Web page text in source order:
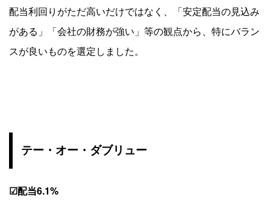
配当利回りがただ高いだけではなく、「安定配当の見込み
がある」「会社の財務が強い」等の観点から、特にバラン
スが良いものを選定しました。
テー・オー・ダブリュー
☑配当6.1%